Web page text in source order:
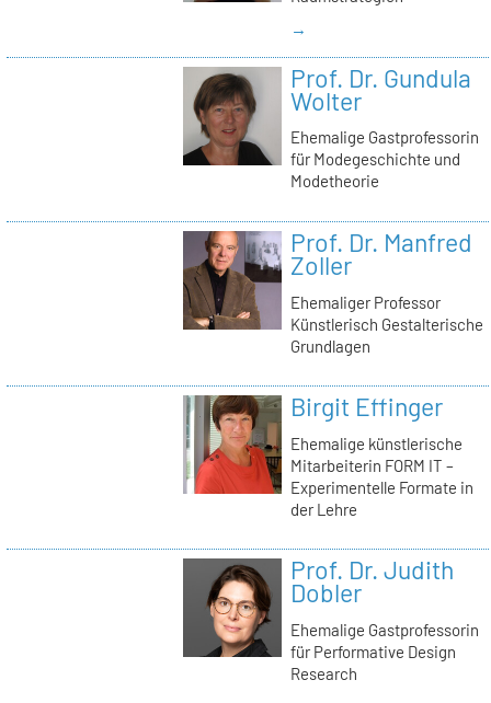
→
Prof. Dr. Gundula
Wolter
Ehemalige Gastprofessorin
für Modegeschichte und
Modetheorie
Prof. Dr. Manfred
Zoller
Ehemaliger Professor
Künstlerisch Gestalterische
Grundlagen
Birgit Effinger
Ehemalige künstlerische
Mitarbeiterin FORM IT –
Experimentelle Formate in
der Lehre
Prof. Dr. Judith
Dobler
Ehemalige Gastprofessorin
für Performative Design
Research